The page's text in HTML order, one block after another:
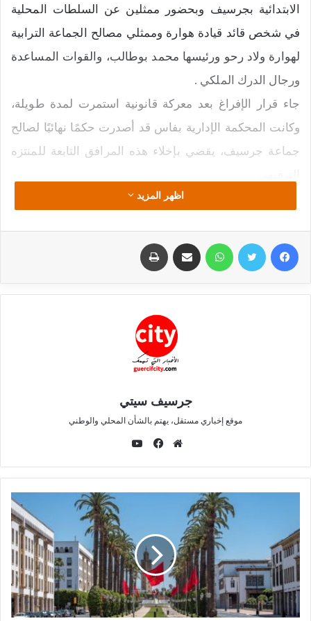
الابتدائية بجرسيف وبحضور ممثلين عن السلطات المحلية
في شخص قائد قيادة هوارة وممثلي مصالح الجماعة الترابية
لهوارة ولاد رحو ورئيسها محمد بوطالب، والقوات المساعدة
ورجال الدرك الملكي .
جاء قرار الإفراغ بعد معركة قانونية استمرت لمدة طويلة،
وكانت المحكمة الإدارية بفاس قد أصدرت حكمًا نهائيًا لصالح
جماعة جرسيف، يقضي بإخلاء هذه المرافق التابعة للمنتزه
وفي هذا السياق، ذكرت مصادر مطلعة أن السلطات المحلية
المصالح الجماعية عملية الإصلاح لفتح باب الكراء في وجه
المستثمرين من جديد.
السلطات المحلية تنفذ قرارًا قضائيًا بإفراغ المنتزه
الترفيهي اولاد صالح بهوارة إقليم جرسيف
اظهر المزيد
جرسيف سيتي
موقع إخباري مستقل، يهتم بالشأن المحلي والوطني
و
ق
ل
و
ي
ب
ي
س
ك
ت
ي
ب